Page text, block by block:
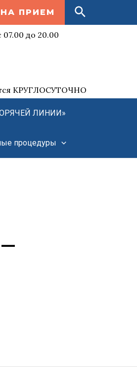
ПРИЕМ Поиск
до 20.00
КРУГЛОСУТОЧНО
ЛИНИИ»
процедуры